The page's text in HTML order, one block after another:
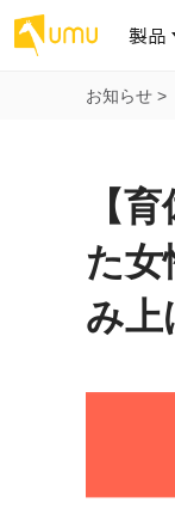
製品
AIリテラシーコ
大規模言語モデ
シー養成オンライ
プロンプトリテ
お客様の課題解
お客様の声
UMUをご利用中
声です
導入企業一覧
2.8万社以上が導
AI活用や人材育
お知らせ
イベントやプレ
けします
UMUコースマ
プロが作成した
世界203カ国・
私たちについて
ミッション・ビジ
お知らせ >
【
た
み上